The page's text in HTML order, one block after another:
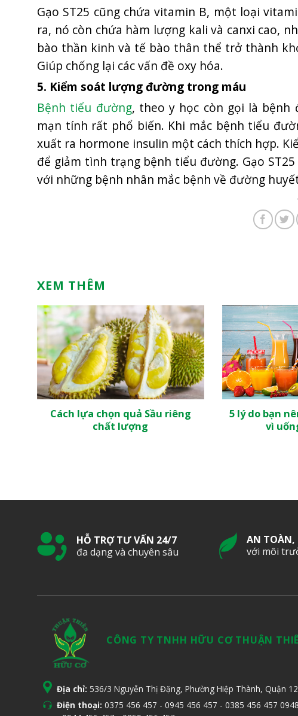
Gạo ST25 cũng chứa vitamin B, một loại
ra, nó còn chứa hàm lượng kali và canxi cao,
bào thần kinh và tế bào thân thể trở thành
Giúp chống lại các vấn đề oxy hóa.
5. Kiểm soát lượng đường trong máu
Bệnh tiểu đường, theo y học còn gọi là bệnh
mạn tính rất phổ biến. Khi mắc bệnh tiểu
xuất ra hormone insulin một cách thích hợp.
để giảm tình trạng bệnh tiểu đường. Gạo
với những bệnh nhân mắc bệnh về đường
XEM THÊM
Cách lựa chọn quả Sầu riêng
chất lượng
5 lý do bạn
vì
HỖ TRỢ TƯ VẤN 24/7
đa dạng và chuyên sâu
AN TOÀN,
với môi
CÔNG TY TNHH HỮU CƠ THUẬN
Địa chỉ: 536/3 Nguyễn Thị Đặng, Phường Hiệp Thành, Quận
Điện thoại: 0375 456 457 - 0945 456 457 - 0385 456 457